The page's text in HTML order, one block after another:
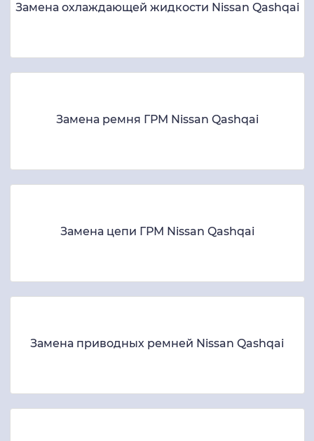
Замена охлаждающей жидкости Nissan Qashqai
Замена ремня ГРМ Nissan Qashqai
Замена цепи ГРМ Nissan Qashqai
Замена приводных ремней Nissan Qashqai